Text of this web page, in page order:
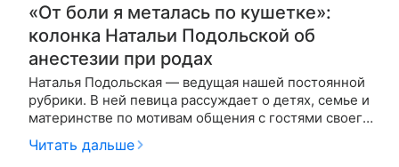
«От боли я металась по кушетке»:
колонка Натальи Подольской об
анестезии при родах
Наталья Подольская — ведущая нашей постоянной
рубрики. В ней певица рассуждает о детях, семье и
материнстве по мотивам общения с гостями своего
шоу стала телеведущая
Читать дальше